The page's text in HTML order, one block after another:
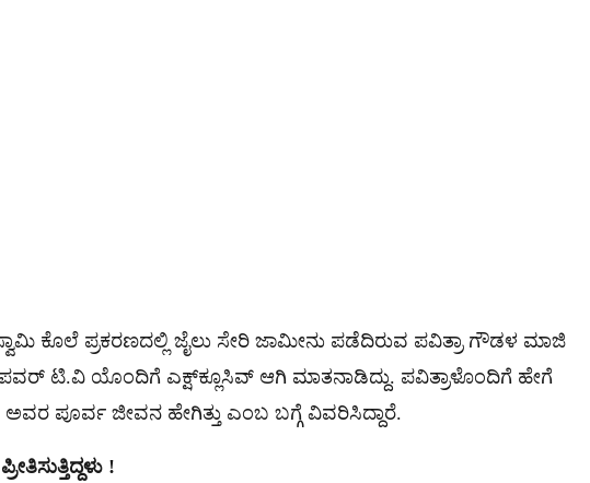
ಕೊಲೆ ಪ್ರಕರಣದಲ್ಲಿ ಜೈಲು ಸೇರಿ ಜಾಮೀನು ಪಡೆದಿರುವ ಪವಿತ್ರಾ ಗೌಡಳ ಮಾಜಿ
ಟಿ.ವಿ ಯೊಂದಿಗೆ ಎಕ್ಷ್​ಕ್ಲೂಸಿವ್​ ಆಗಿ ಮಾತನಾಡಿದ್ದು. ಪವಿತ್ರಾಳೊಂದಿಗೆ ಹೇಗೆ
ಪೂರ್ವ ಜೀವನ ಹೇಗಿತ್ತು ಎಂಬ ಬಗ್ಗೆ ವಿವರಿಸಿದ್ದಾರೆ.
!